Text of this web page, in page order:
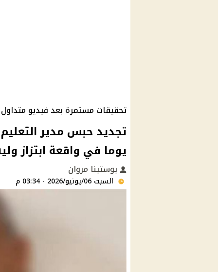
تحقيقات مستمرة بعد فيديو متداول
يوما في واقعة ابتزاز
يوستينا مروان
السبت 06/يونيو/2026 - 03:34 م